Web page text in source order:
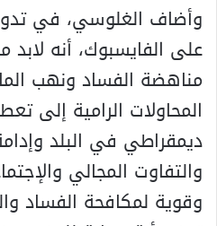
وأضاف الغلوسي، في
على الفايسبوك، أنه
مناهضة الفساد ونهب
المحاولات الرامية إلى
ديمقراطي في البلد
والتفاوت المجالي
وقوية لمكافحة الفساد